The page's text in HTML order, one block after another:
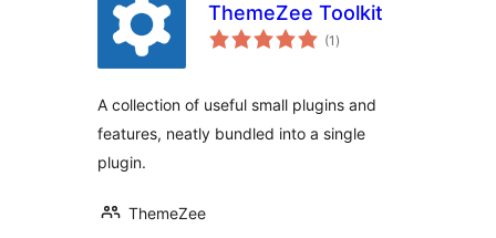
ThemeZee Toolkit
(1 total
de
)
A collection of useful small plugins and
features, neatly bundled into a single
plugin.
ThemeZee